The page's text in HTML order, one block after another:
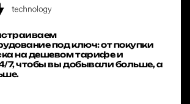
под ключ: от покупки
на дешевом тарифе и
7, чтобы вы добывали больше, а